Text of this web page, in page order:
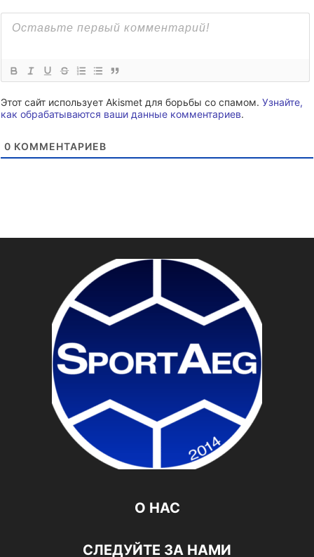
Этот сайт использует Akismet для борьбы со спамом. Узнайте,
как обрабатываются ваши данные комментариев.
0 КОММЕНТАРИЕВ
О НАС
СЛЕДУЙТЕ ЗА НАМИ